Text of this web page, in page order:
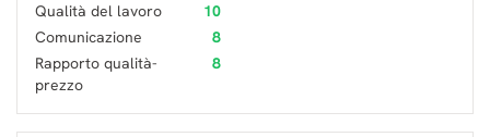
Qualità del lavoro
10
Comunicazione
8
Rapporto qualità-
prezzo
8